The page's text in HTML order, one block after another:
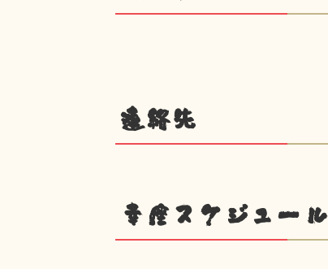
連絡先
幸座スケジュール